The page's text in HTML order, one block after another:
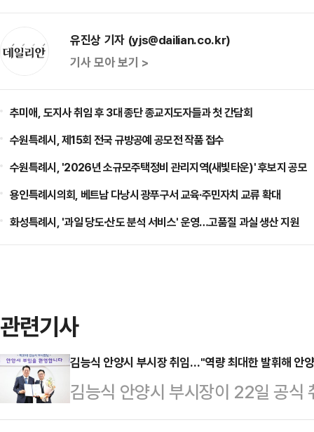
유진상 기자 (yjs@dailian.co.kr)
기사 모아 보기 >
추미애, 도지사 취임 후 3대 종단 종교지도자들과 첫 간담회
수원특례시, 제15회 전국 규방공예 공모전 작품 접수
수원특례시, '2026년 소규모주택정비 관리지역(새빛타운)' 후보지 공모
용인특례시의회, 베트남 다낭시 광푸구서 교육·주민자치 교류 확대
화성특례시, '과일 당도·산도 분석 서비스' 운영…고품질 과실 생산 지원
관련기사
김능식 안양시 부시장 취임…"역량 최대한 발휘해 안
김능식 안양시 부시장이 22일 공
방행정고시에 합격해 공직생활을